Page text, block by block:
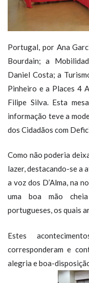
Portugal, por Ana
Bourdain; a
Daniel Costa; a
Pinheiro e a Places 4
Filipe Silva. Esta
informação teve a
dos Cidadãos com
Como não poderia
lazer, destacando-se a
a voz dos D’Alma, na
uma boa mão
portugueses, os quais
Estes
corresponderam e
alegria e boa-